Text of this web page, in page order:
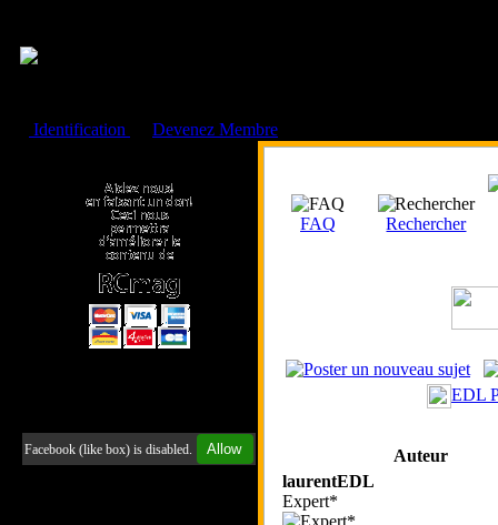
Identification
Devenez Membre
Facebook (like box) is disabled. Allow
FAQ Rechercher
EDL
Auteur
laurentEDL
Expert*